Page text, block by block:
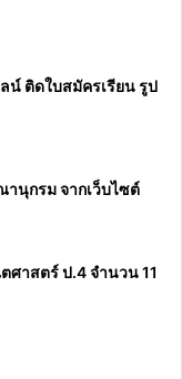
น์ ติดใบสมัครเรียน รูป
านุกรม จากเว็บไซต์
าสตร์ ป.4 จำนวน 11